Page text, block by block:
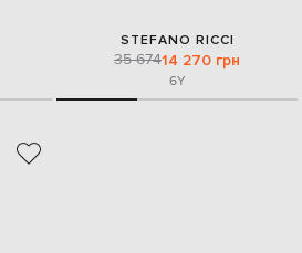
STEFANO RICCI
35 67414 270 грн
6Y